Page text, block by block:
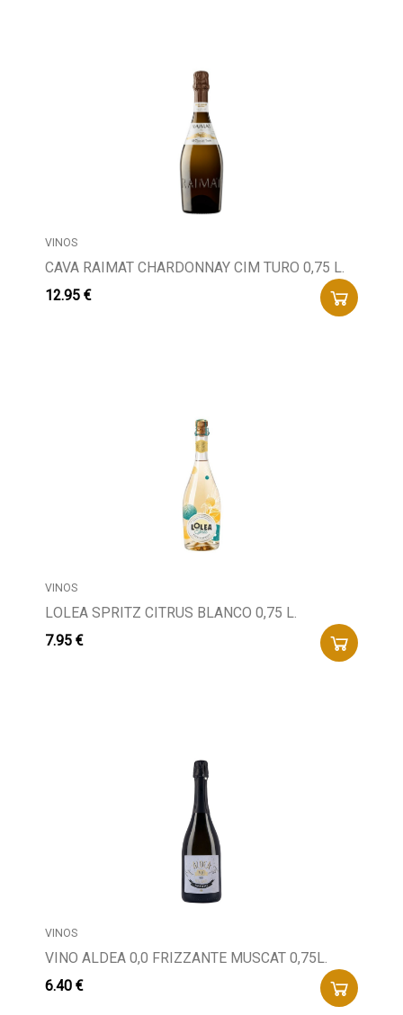
VINOS
CAVA RAIMAT CHARDONNAY CIM TURO 0,75 L.
12.95 €
VINOS
LOLEA SPRITZ CITRUS BLANCO 0,75 L.
7.95 €
VINOS
VINO ALDEA 0,0 FRIZZANTE MUSCAT 0,75L.
6.40 €